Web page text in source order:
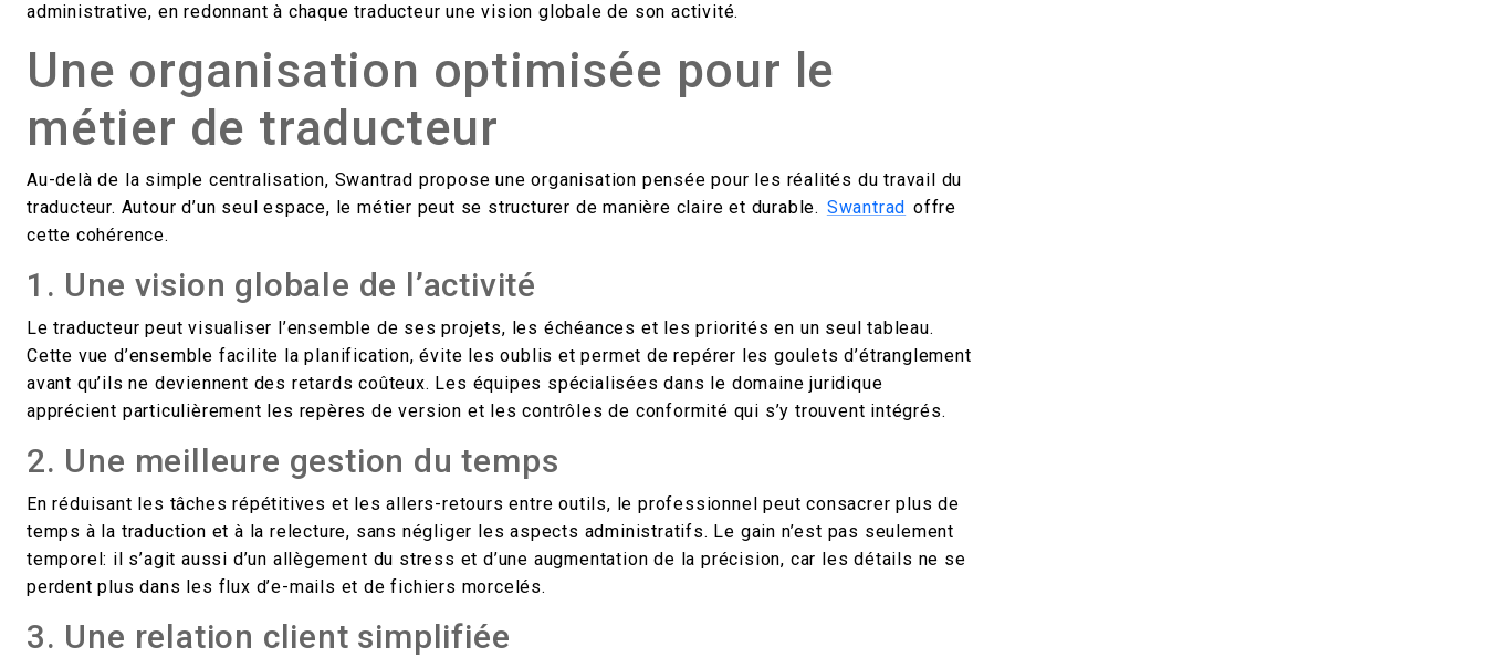
administrative, en redonnant à chaque traducteur une vision globale de son activité.
Une organisation optimisée pour le
métier de traducteur
Au-delà de la simple centralisation, Swantrad propose une organisation pensée pour les réalités du travail du
traducteur. Autour d’un seul espace, le métier peut se structurer de manière claire et durable. Swantrad offre
cette cohérence.
1. Une vision globale de l’activité
Le traducteur peut visualiser l’ensemble de ses projets, les échéances et les priorités en un seul tableau.
Cette vue d’ensemble facilite la planification, évite les oublis et permet de repérer les goulets d’étranglement
avant qu’ils ne deviennent des retards coûteux. Les équipes spécialisées dans le domaine juridique
apprécient particulièrement les repères de version et les contrôles de conformité qui s’y trouvent intégrés.
2. Une meilleure gestion du temps
En réduisant les tâches répétitives et les allers-retours entre outils, le professionnel peut consacrer plus de
temps à la traduction et à la relecture, sans négliger les aspects administratifs. Le gain n’est pas seulement
temporel: il s’agit aussi d’un allègement du stress et d’une augmentation de la précision, car les détails ne se
perdent plus dans les flux d’e-mails et de fichiers morcelés.
3. Une relation client simplifiée